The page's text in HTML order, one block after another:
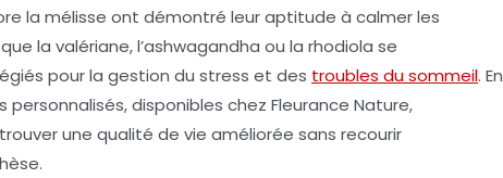
la mélisse ont démontré leur aptitude à calmer les
la valériane, l’ashwagandha ou la rhodiola se
pour la gestion du stress et des troubles du sommeil. En
disponibles chez Fleurance Nature,
une qualité de vie améliorée sans recourir